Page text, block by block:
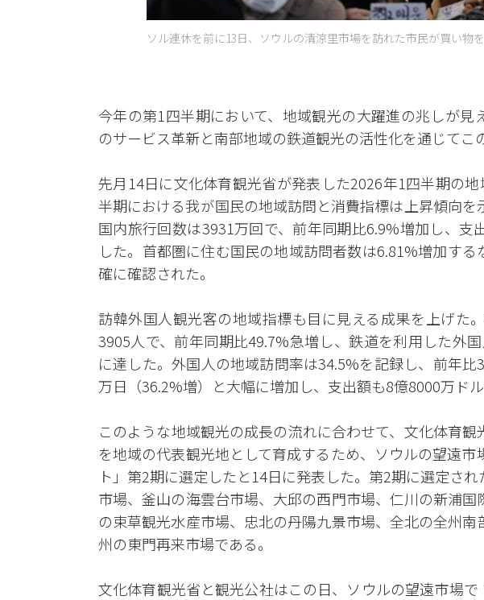
ソル連休を前に13日、ソウルの清涼里市場を訪れた市民が買い物
今年の第1四半期において、地域観光の大躍進の兆しが見
のサービス革新と南部地域の鉄道観光の活性化を通じてこ
先月14日に文化体育観光省が発表した2026年1四半期の
半期における我が国民の地域訪問と消費指標は上昇傾向を
国内旅行回数は3931万回で、前年同期比6.9%増加し、支
した。首都圏に住む国民の地域訪問者数は6.81%増加す
確に確認された。
訪韓外国人観光客の地域指標も目に見える成果を上げた
3905人で、前年同期比49.7%急増し、鉄道を利用した外
に達した。外国人の地域訪問率は34.5%を記録し、前年
万日（36.2%増）と大幅に増加し、支出額も8億8000万ドル
このような地域観光の成長の流れに合わせて、文化体育
を地域の代表観光地として育成するため、ソウルの望遠
ト」第2期に選定したと14日に発表した。第2期に選定さ
市場、釜山の海雲台市場、大邱の西門市場、仁川の新浦
の束草観光水産市場、忠北の丹陽九景市場、全北の全州
州の東門再来市場である。
文化体育観光省と観光公社はこの日、ソウルの望遠市場